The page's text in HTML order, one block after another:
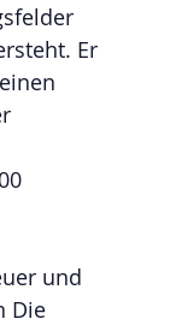
Er
und
Die